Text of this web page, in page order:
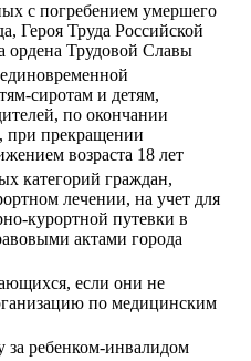
с погребением умершего
Героя Труда Российской
ордена Трудовой Славы
сиротам и детям,
по окончании
при прекращении
возраста 18 лет
категорий граждан,
лечении, на учет для
курортной путевки в
актами города
если они не
по медицинским
за ребенком-инвалидом